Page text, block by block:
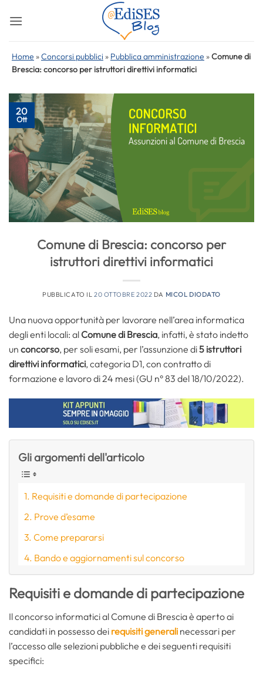
Home »Concorsi pubblici » Pubblica amministrazione »Comune di
Brescia: concorso per istruttori direttivi informatici
20
Ott
Comune di Brescia: concorso per
istruttori direttivi informatici
PUBBLICATO IL 20 OTTOBRE 2022 DA MICOL DIODATO
Una nuova opportunità per lavorare nell’area informatica
degli enti locali: al Comune di Brescia, infatti, è stato indetto
un concorso, per soli esami, per l’assunzione di5 istruttori
direttivi informatici, categoria D1, con contratto di
formazione e lavoro di 24 mesi (GU n° 83 del 18/10/2022).
Gli argomenti dell'articolo
Requisiti e domande di partecipazione
Prove d’esame
Come prepararsi
Bando e aggiornamenti sul concorso
Requisiti e domande di partecipazione
Il concorso informatici al Comune di Brescia è aperto ai
candidati in possesso dei requisiti generali necessari per
l’accesso alle selezioni pubbliche e dei seguenti requisiti
specifici: